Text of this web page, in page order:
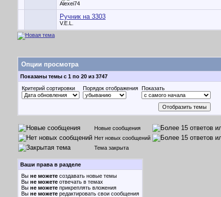
Alexei74
Ручник на 3303
V.E.L.
Опции просмотра
Показаны темы с 1 по 20 из 3747
Критерий сортировки
Порядок отображения Показать
Новые сообщения
Нет новых сообщений
Тема закрыта
Ваши права в разделе
Вы не можете создавать новые темы
Вы не можете отвечать в темах
Вы не можете прикреплять вложения
Вы не можете редактировать свои сообщения